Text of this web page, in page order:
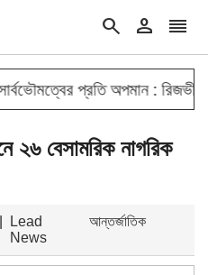
search person reorder
প্রতি অপমান : রিজভী double_arrow
২৬ বেসামরিক নাগরিক
Lead
News
আন্তর্জাতিক